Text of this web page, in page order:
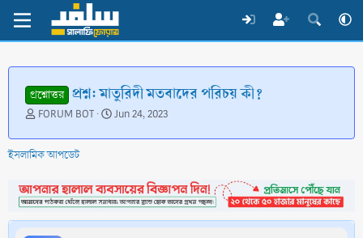
প্রশ্নোত্তর প্রশ্ন: মাতুরিদী মতবাদের পরিচয় কী?
T
r
e
d
s
t
FORUM BOT
S
a
d
a
t
Jun 24, 2023
ইসলামিক আপডেট